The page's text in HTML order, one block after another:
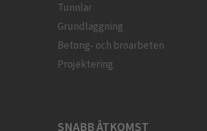
Tunnlar
Grundläggning
Betong- och broarbeten
Projektering
SNABB ÅTKOMST